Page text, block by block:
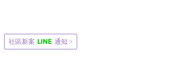
社區新案 LINE 通知 >